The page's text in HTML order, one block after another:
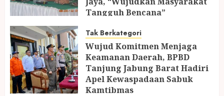
Tangguh Bencana”
Tak Berkategori
Wujud Komitmen Menjaga
Keamanan Daerah, BPBD
Tanjung Jabung Barat Hadiri
Apel Kewaspadaan Sabuk
Kamtibmas